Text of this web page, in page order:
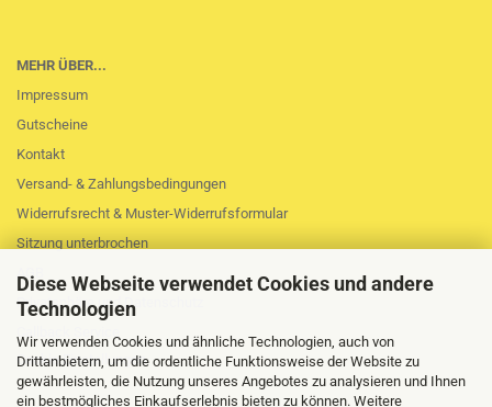
Diese Webseite verwendet Cookies und andere
Technologien
Wir verwenden Cookies und ähnliche Technologien, auch von
Drittanbietern, um die ordentliche Funktionsweise der Website zu
gewährleisten, die Nutzung unseres Angebotes zu analysieren und Ihnen
ein bestmögliches Einkaufserlebnis bieten zu können. Weitere
MEHR ÜBER...
Impressum
Gutscheine
Kontakt
Versand- & Zahlungsbedingungen
Widerrufsrecht & Muster-Widerrufsformular
Sitzung unterbrochen
AGB
Privatsphäre und Datenschutz
Callback Service
Cookie Einstellungen